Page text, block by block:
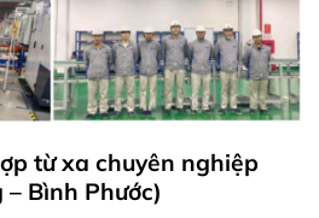
từ xa chuyên nghiệp
Bình Phước)